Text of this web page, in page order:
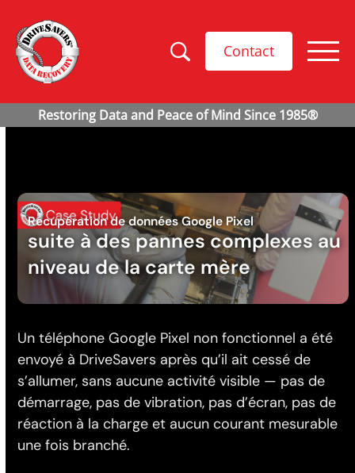
Contact
Récupération de données Google Pixel
suite à des pannes complexes au
niveau de la carte mère
Un téléphone Google Pixel non fonctionnel a été
envoyé à DriveSavers après qu’il ait cessé de
s’allumer, sans aucune activité visible — pas de
démarrage, pas de vibration, pas d’écran, pas de
réaction à la charge et aucun courant mesurable
une fois branché.